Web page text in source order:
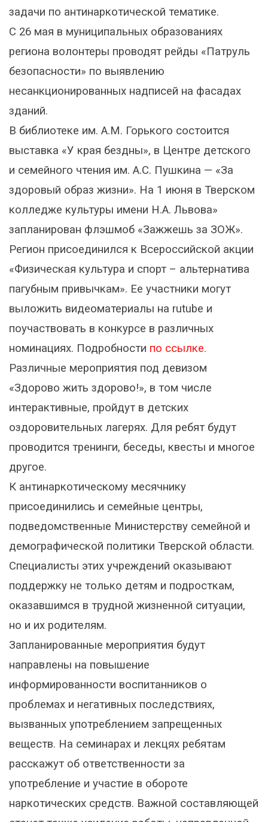
задачи по антинаркотической тематике.
С 26 мая в муниципальных образованиях
региона волонтеры проводят рейды «Патруль
безопасности» по выявлению
несанкционированных надписей на фасадах
зданий.
В библиотеке им. А.М. Горького состоится
выставка «У края бездны», в Центре детского
и семейного чтения им. А.С. Пушкина — «За
здоровый образ жизни». На 1 июня в Тверском
колледже культуры имени Н.А. Львова»
запланирован флэшмоб «Зажжешь за ЗОЖ».
Регион присоединился к Всероссийской акции
«Физическая культура и спорт – альтернатива
пагубным привычкам». Ее участники могут
выложить видеоматериалы на rutube и
поучаствовать в конкурсе в различных
номинациях. Подробности по ссылке.
Различные мероприятия под девизом
«Здорово жить здорово!», в том числе
интерактивные, пройдут в детских
оздоровительных лагерях. Для ребят будут
проводится тренинги, беседы, квесты и многое
другое.
К антинаркотическому месячнику
присоединились и семейные центры,
подведомственные Министерству семейной и
демографической политики Тверской области.
Специалисты этих учреждений оказывают
поддержку не только детям и подросткам,
оказавшимся в трудной жизненной ситуации,
но и их родителям.
Запланированные мероприятия будут
направлены на повышение
информированности воспитанников о
проблемах и негативных последствиях,
вызванных употреблением запрещенных
веществ. На семинарах и лекцях ребятам
расскажут об ответственности за
употребление и участие в обороте
наркотических средств. Важной составляющей